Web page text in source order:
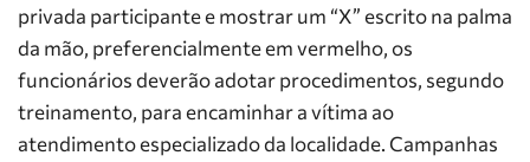
privada participante e mostrar um “X” escrito na palma
da mão, preferencialmente em vermelho, os
funcionários deverão adotar procedimentos, segundo
treinamento, para encaminhar a vítima ao
atendimento especializado da localidade. Campanhas